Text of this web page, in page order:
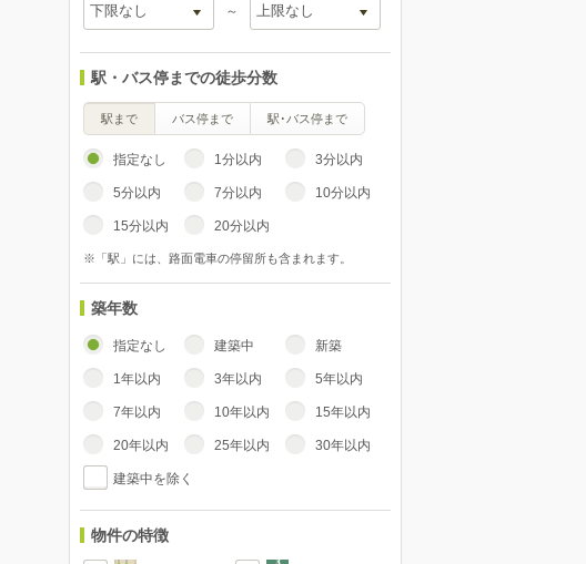
～
駅・バス停までの徒歩分数
駅まで バス停まで 駅･バス停まで
指定なし 1分以内 3分以内
5分以内 7分以内 10分以内
15分以内 20分以内
※「駅」には、路面電車の停留所も含まれます。
築年数
指定なし 建築中 新築
1年以内 3年以内 5年以内
7年以内 10年以内 15年以内
20年以内 25年以内 30年以内
建築中を除く
物件の特徴